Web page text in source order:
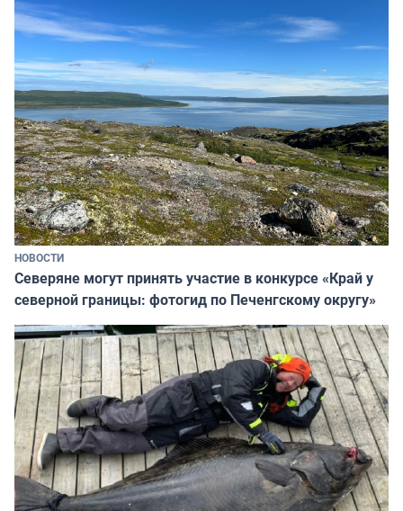
НОВОСТИ
Северяне могут принять участие в конкурсе «Край у
северной границы: фотогид по Печенгскому округу»